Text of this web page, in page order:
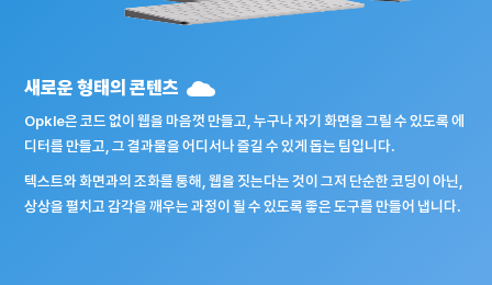
새로운 형태의 콘텐츠
Opkle은 코드 없이 웹을 마음껏 만들고, 누구나 자기 화면을 그릴 수 있도록 에
디터를 만들고, 그 결과물을 어디서나 즐길 수 있게 돕는 팀입니다.
텍스트와 화면과의 조화를 통해, 웹을 짓는다는 것이 그저 단순한 코딩이 아닌,
상상을 펼치고 감각을 깨우는 과정이 될 수 있도록 좋은 도구를 만들어 냅니다.